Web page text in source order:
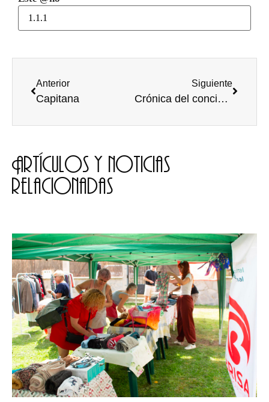
Anterior
Capitana
Siguiente
Crónica del concierto de Rayden en el Hangar
Artículos y noticias
relacionadas